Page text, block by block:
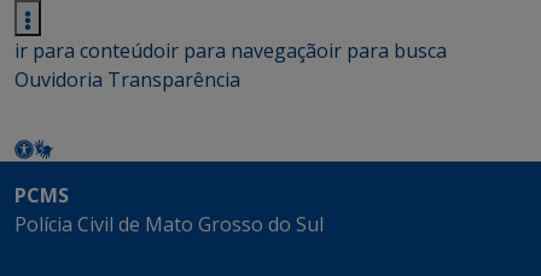
ir para conteúdoir para navegaçãoir para busca
Ouvidoria Transparência
PCMS
Polícia Civil de Mato Grosso do Sul